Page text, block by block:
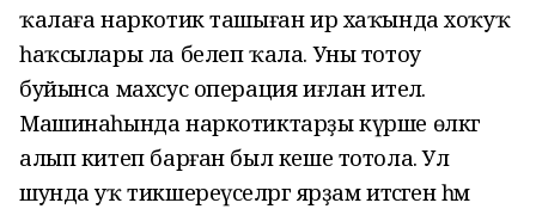
ҡалаға наркотик ташыған ир хаҡында хоҡуҡ
һаҡсылары ла белеп ҡала. Уны тотоу
буйынса махсус операция иғлан ителә.
Машинаһында наркотиктарҙы күрше өлкәгә
алып китеп барған был кеше тотола. Ул
шунда уҡ тикшереүселәргә ярҙам итәсәген һәм